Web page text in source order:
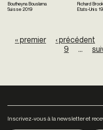
Boutheyna Bouslama
Suisse 2019
Richard
Etats-Unis
« premier ‹ précédent
9
…
Inscrivez-vous à la newsletter et